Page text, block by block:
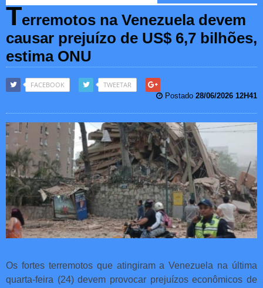
Terremotos na Venezuela devem
causar prejuízo de US$ 6,7 bilhões,
estima ONU
FACEBOOK
TWEETAR
Postado 28/06/2026 12H41
Os fortes terremotos que atingiram a Venezuela na última
quarta-feira (24) devem provocar prejuízos econômicos de